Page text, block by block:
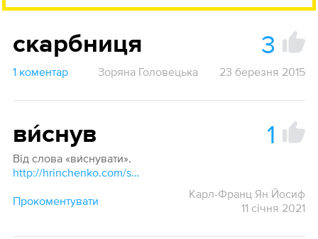
скарбниця 3
1 коментар Зоряна Головецька 23 березня 2015
ви́снув 1
Від слова «ви́снувати».
http://hrinchenko.com/slovar/znachenie-slova/6042-vysnuvaty.html#show_point
Прокоментувати
Карл-Франц Ян Йосиф
11 січня 2021